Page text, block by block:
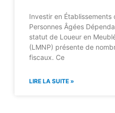
Investir en Établissements
Personnes Âgées
statut de Loueur en
(LMNP) présente de
fiscaux. Ce
LIRE LA SUITE »